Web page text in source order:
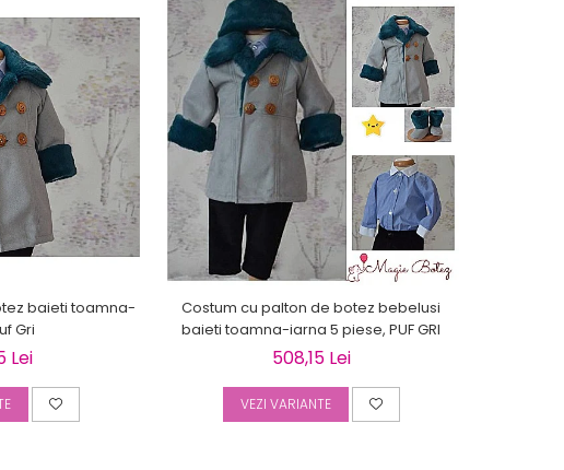
baieti toamna-
Gri
Lei
Costum cu palton de botez bebelusi
baieti toamna-iarna 5 piese, PUF GRI
508,15 Lei
VEZI VARIANTE